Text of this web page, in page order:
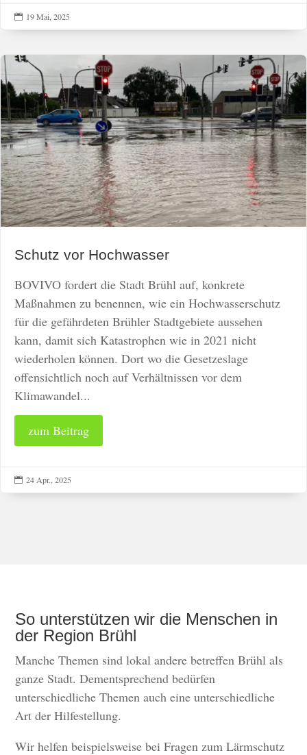
 19 Mai, 2025
Schutz vor Hochwasser
BOVIVO fordert die Stadt Brühl auf, konkrete
Maßnahmen zu benennen, wie ein Hochwasserschutz
für die gefährdeten Brühler Stadtgebiete aussehen
kann, damit sich Katastrophen wie in 2021 nicht
wiederholen können. Dort wo die Gesetzeslage
offensichtlich noch auf Verhältnissen vor dem
Klimawandel...
zum Beitrag
 24 Apr., 2025
So unterstützen wir die Menschen in
der Region Brühl
Manche Themen sind lokal andere betreffen Brühl als
ganze Stadt. Dementsprechend bedürfen
unterschiedliche Themen auch eine unterschiedliche
Art der Hilfestellung.
Wir helfen beispielsweise bei Fragen zum Lärmschutz